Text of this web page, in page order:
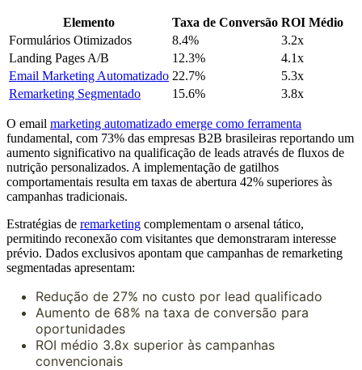
Elemento Taxa de Conversão ROI Médio
Formulários Otimizados
8.4%
3.2x
Landing Pages A/B
12.3%
4.1x
Email Marketing Automatizado 22.7%
5.3x
Remarketing Segmentado
15.6% 3.8x
O email marketing automatizado emerge como ferramenta
fundamental, com 73% das empresas B2B brasileiras reportando um
aumento significativo na qualificação de leads através de fluxos de
nutrição personalizados. A implementação de gatilhos
comportamentais resulta em taxas de abertura 42% superiores às
campanhas tradicionais.
Estratégias de remarketing complementam o arsenal tático,
permitindo reconexão com visitantes que demonstraram interesse
prévio. Dados exclusivos apontam que campanhas de remarketing
segmentadas apresentam:
Redução de 27% no custo por lead qualificado
Aumento de 68% na taxa de conversão para
oportunidades
ROI médio 3.8x superior às campanhas
convencionais